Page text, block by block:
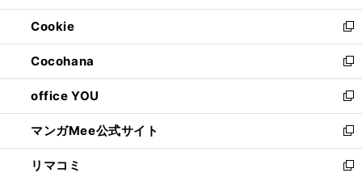
開
く
ウ
で
開
く
ン
ド
ウ
で
開
く
ウ
ィ
ン
ド
ウ
で
開
く
Cookie
新
し
い
ウ
ィ
ン
ド
ウ
で
Cocohana
新
し
い
ウ
ィ
ン
ド
office YOU
新
し
い
ウ
ィ
マンガMee公式サイト
新
し
い
リマコミ
新